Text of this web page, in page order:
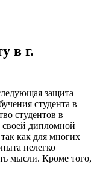
в г.
защита –
студента в
студентов в
своей дипломной
как для многих
нелегко
мысли. Кроме того,